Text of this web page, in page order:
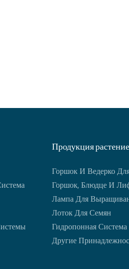
Продукция
Горшок И Ведерко
Горшок, Блюдце И
Лампа Для
Лоток Для Семян
Гидропонная
Другие